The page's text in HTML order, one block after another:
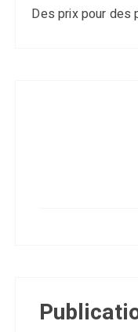
Des prix pour des